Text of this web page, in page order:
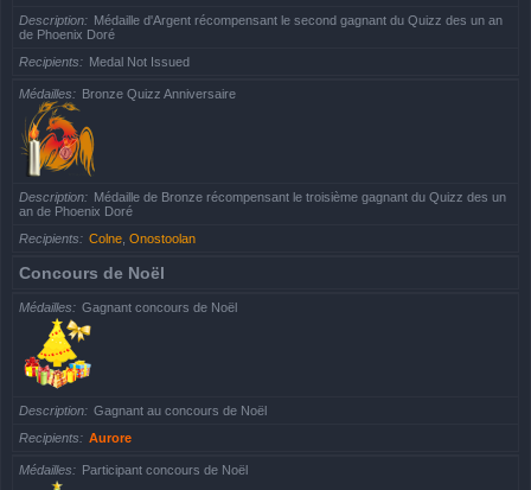
Description
Médaille d'Argent récompensant le second gagnant du Quizz des un an
de Phoenix Doré
Recipients
Medal Not Issued
Médailles Bronze Quizz Anniversaire
Description
Médaille de Bronze récompensant le troisième gagnant du Quizz des un
an de Phoenix Doré
Recipients
Colne Onostoolan
Concours de Noël
Médailles Gagnant concours de Noël
Description
Gagnant au concours de Noël
Recipients
Aurore
Médailles Participant concours de Noël